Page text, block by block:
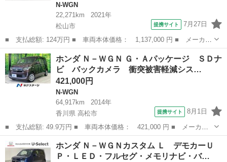
N-WGN
22,271km
2021年
松山市
提携サイト 7月27日
■ 支払総額: 124万円 ■ 車両本体価格： 1,137,000 円 ■ メーカー
名： ホンダ ■ 車種名： Ｎ－ＷＧＮ ■ グレード名： Ｌホンダ
センシング ワンセグ・ＣＤ・バックカメラ・ＥＣＯＮスイッチ・ス
マートキー...
愛媛 松山市 N-WGN
ホンダ Ｎ－ＷＧＮ Ｇ・Ａパッケージ ＳＤナ
ビ バックカメラ 衝突被害軽減シス…
421,000円
N-WGN
64,917km
2014年
香川県 高松市
提携サイト 8月1日
■ 支払総額: 49.9万円 ■ 車両本体価格： 421,000 円 ■ メーカー
名： ホンダ ■ 車種名： Ｎ－ＷＧＮ ■ グレード名： Ｇ・Ａパ
ッケージ ＳＤナビ バックカメラ 衝突被害軽減システム 禁煙
車 スマートキ...
香川 N-WGN
ホンダ Ｎ－ＷＧＮカスタム Ｌ デモカーＵ
Ｐ・ＬＥＤ・フルセグ・メモリナビ・バ…